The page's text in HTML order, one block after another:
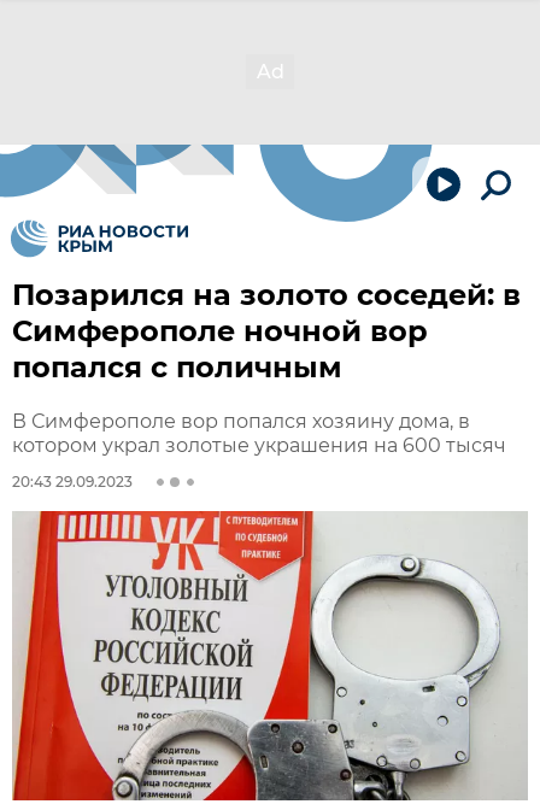
Позарился на золото соседей: в
Симферополе ночной вор
попался с поличным
В Симферополе вор попался хозяину дома, в
котором украл золотые украшения на 600 тысяч
20:43 29.09.2023